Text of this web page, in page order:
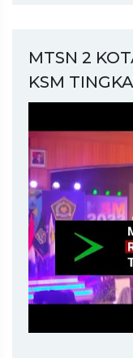
MTSN 2
KSM